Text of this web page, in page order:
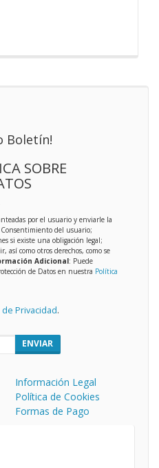
Boletín!
SOBRE
por el usuario y enviarle la
del usuario;
si existe una obligación legal;
así como otros derechos, como se
Adicional: Puede
de Datos en nuestra Política
Privacidad.
ENVIAR
Información Legal
Política de Cookies
Formas de Pago